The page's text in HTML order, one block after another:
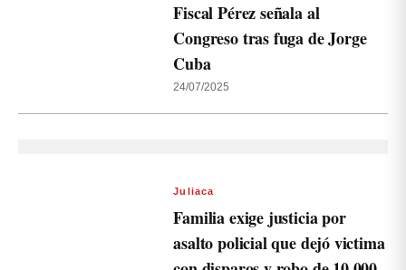
Fiscal Pérez señala al
Congreso tras fuga de Jorge
Cuba
24/07/2025
Juliaca
Familia exige justicia por
asalto policial que dejó victima